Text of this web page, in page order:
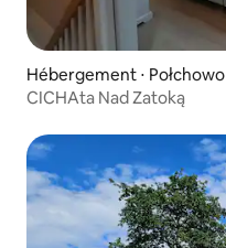
Hébergement ⋅ Połchowo
CICHAta Nad Zatoką